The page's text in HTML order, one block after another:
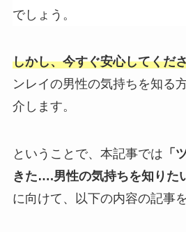
でしょう。
しかし、今すぐ安心してくだ
ンレイの男性の気持ちを知る
介します。
ということで、本記事では 「
きた….男性の気持ちを知りた
に向けて、以下の内容の記事